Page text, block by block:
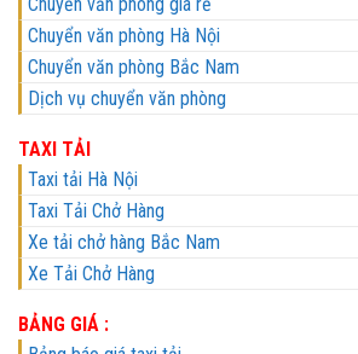
Chuyển văn phòng Hà Nội
Chuyển văn phòng Bắc Nam
Dịch vụ chuyển văn phòng
TAXI TẢI
Taxi tải Hà Nội
Taxi Tải Chở Hàng
Xe tải chở hàng Bắc Nam
Xe Tải Chở Hàng
BẢNG GIÁ :